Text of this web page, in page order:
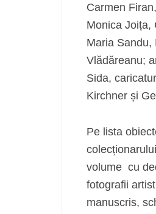
Carmen
Monica Joița,
Maria Sandu,
Vlădăreanu;
Sida,
Kirchner și
Pe lista
volume cu
fotografii
manuscris,